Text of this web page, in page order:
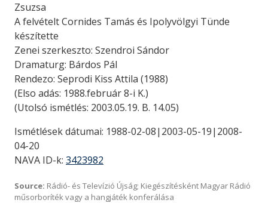
Zsuzsa
A felvételt Cornides Tamás és Ipolyvölgyi Tünde
készítette
Zenei szerkeszto: Szendroi Sándor
Dramaturg: Bárdos Pál
Rendezo: Seprodi Kiss Attila (1988)
(Elso adás: 1988.február 8-i K.)
(Utolsó ismétlés: 2003.05.19. B. 14.05)
Ismétlések dátumai: 1988-02-08|2003-05-19|2008-
04-20
NAVA ID-k: 3423982
Source: Rádió- és Televízió Újság; Kiegészítésként Magyar Rádió
műsorboríték vagy a hangjáték konferálása